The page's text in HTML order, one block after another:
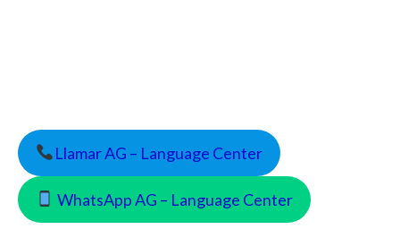
Llamar AG – Language Center
WhatsApp AG – Language Center